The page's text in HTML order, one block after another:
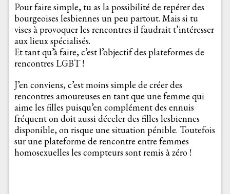
Pour faire simple, tu as la possibilité de repérer des
bourgeoises lesbiennes un peu partout. Mais si tu
vises à provoquer les rencontres il faudrait t’intéresser
aux lieux spécialisés.
Et tant qu’à faire, c’est l’objectif des plateformes de
rencontres LGBT !
J’en conviens, c’est moins simple de créer des
rencontres amoureuses en tant que une femme qui
aime les filles puisqu’en complément des ennuis
fréquent on doit aussi déceler des filles lesbiennes
disponible, on risque une situation pénible. Toutefois
sur une plateforme de rencontre entre femmes
homosexuelles les compteurs sont remis à zéro !